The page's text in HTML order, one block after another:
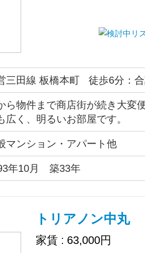
三田線 板橋本町 徒歩6分：
ら物件まで商店街が続き大変
広く、明るいお部屋です。
マンション・アパート他
年10月 築33年
トリアノン中丸
家賃 : 63,000円